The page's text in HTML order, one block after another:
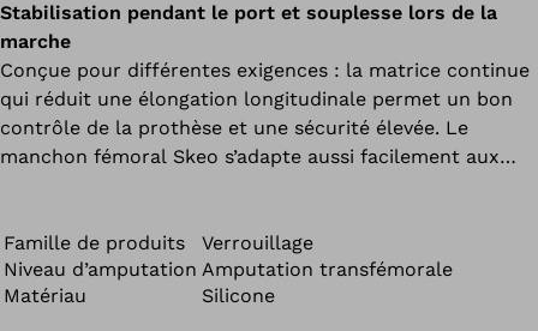
Stabilisation pendant le port et souplesse lors de la
marche
Conçue pour différentes exigences : la matrice continue
qui réduit une élongation longitudinale permet un bon
contrôle de la prothèse et une sécurité élevée. Le
manchon fémoral Skeo s’adapte aussi facilement aux
résistants, faciles à nettoyer, offrent une bonne
adhérence et un effet stabilisateur. Ils sont parfaits pour
les moignons comportant une importante quantité de
Famille de produits
Verrouillage
Niveau d’amputation Amputation transfémorale
Matériau
Silicone